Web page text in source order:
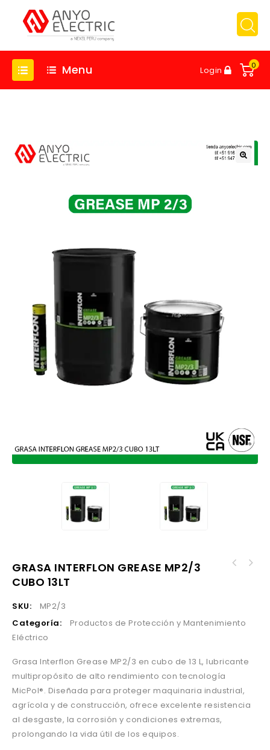
Menu Login 0
GRASA INTERFLON GREASE MP2/3
CUBO 13LT
SKU:
MP2/3
Categoría:
Productos de Protección y Mantenimiento
Eléctrico
Grasa Interflon Grease MP2/3 en cubo de 13 L, lubricante
multipropósito de alto rendimiento con tecnología
MicPol®. Diseñada para proteger maquinaria industrial,
agrícola y de construcción, ofrece excelente resistencia
al desgaste, la corrosión y condiciones extremas,
prolongando la vida útil de los equipos.